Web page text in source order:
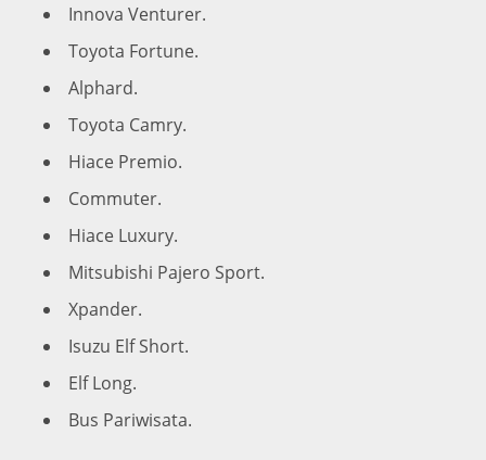
Innova Venturer.
Toyota Fortune.
Alphard.
Toyota Camry.
Hiace Premio.
Commuter.
Hiace Luxury.
Mitsubishi Pajero Sport.
Xpander.
Isuzu Elf Short.
Elf Long.
Bus Pariwisata.